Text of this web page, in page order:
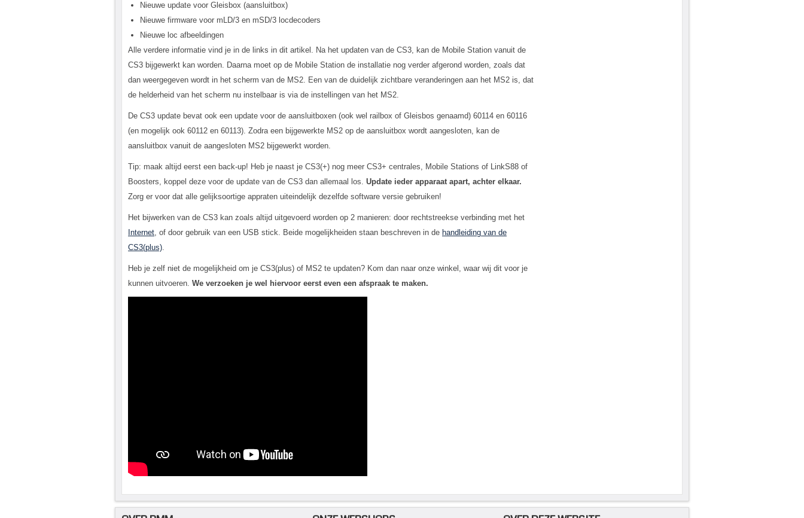
Nieuwe update voor Gleisbox (aansluitbox)
Nieuwe firmware voor mLD/3 en mSD/3 locdecoders
Nieuwe loc afbeeldingen
Alle verdere informatie vind je in de links in dit artikel. Na het updaten van de CS3, kan de Mobile Station vanuit de
CS3 bijgewerkt kan worden. Daarna moet op de Mobile Station de installatie nog verder afgerond worden, zoals dat
dan weergegeven wordt in het scherm van de MS2. Een van de duidelijk zichtbare veranderingen aan het MS2 is, dat
de helderheid van het scherm nu instelbaar is via de instellingen van het MS2.
De CS3 update bevat ook een update voor de aansluitboxen (ook wel railbox of Gleisbos genaamd) 60114 en 60116
(en mogelijk ook 60112 en 60113). Zodra een bijgewerkte MS2 op de aansluitbox wordt aangesloten, kan de
aansluitbox vanuit de aangesloten MS2 bijgewerkt worden.
Tip: maak altijd eerst een back-up! Heb je naast je CS3(+) nog meer CS3+ centrales, Mobile Stations of LinkS88 of
Boosters, koppel deze voor de update van de CS3 dan allemaal los. Update ieder apparaat apart, achter elkaar.
Zorg er voor dat alle gelijksoortige appraten uiteindelijk dezelfde software versie gebruiken!
Het bijwerken van de CS3 kan zoals altijd uitgevoerd worden op 2 manieren: door rechtstreekse verbinding met het
Internet, of door gebruik van een USB stick. Beide mogelijkheiden staan beschreven in de handleiding van de
CS3(plus).
Heb je zelf niet de mogelijkheid om je CS3(plus) of MS2 te updaten? Kom dan naar onze winkel, waar wij dit voor je
kunnen uitvoeren. We verzoeken je wel hiervoor eerst even een afspraak te maken.